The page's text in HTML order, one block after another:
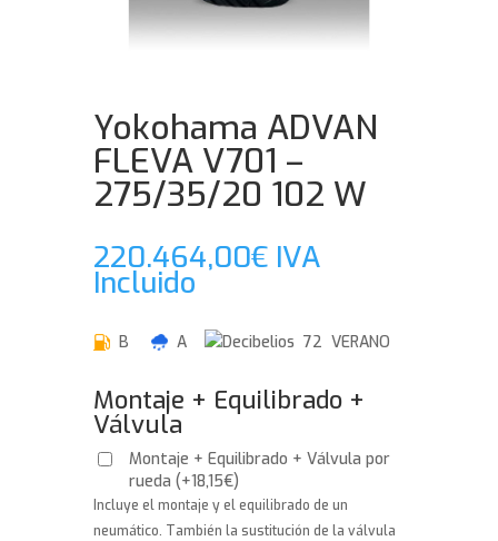
Yokohama ADVAN
FLEVA V701 –
275/35/20 102 W
220.464,00€ IVA
Incluido
B A 72 VERANO
Montaje + Equilibrado +
Válvula
Montaje + Equilibrado + Válvula por
rueda(+18,15€)
Incluye el montaje y el equilibrado de un
neumático. También la sustitución de la válvula